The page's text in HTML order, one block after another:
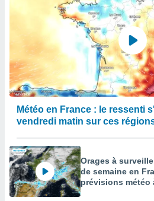
Météo en France : le ressenti
vendredi matin sur ces
Orages à
de semaine en
prévisions météo